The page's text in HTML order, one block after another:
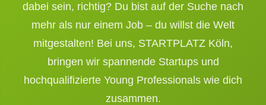
dabei sein, richtig? Du bist auf der Suche nach
mehr als nur einem Job – du willst die Welt
mitgestalten! Bei uns, STARTPLATZ Köln,
bringen wir spannende Startups und
hochqualifizierte Young Professionals wie dich
zusammen.